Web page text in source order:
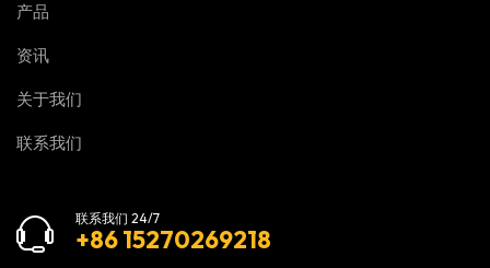
产品
资讯
关于我们
联系我们
联系我们 24/7
+86 15270269218